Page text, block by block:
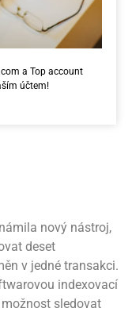
a Top account
účtem!
nový nástroj,
deset
v jedné transakci.
indexovací
sledovat